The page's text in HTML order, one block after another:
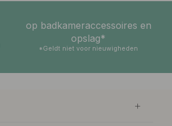
op badkameraccessoires en
opslag*
*Geldt niet voor nieuwigheden